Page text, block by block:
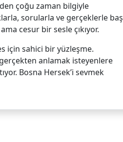
çoğu zaman bilgiyle
sorularla ve gerçeklerle baş
cesur bir sesle çıkıyor.
için sahici bir yüzleşme.
anlamak isteyenlere
Bosna Hersek’i sevmek